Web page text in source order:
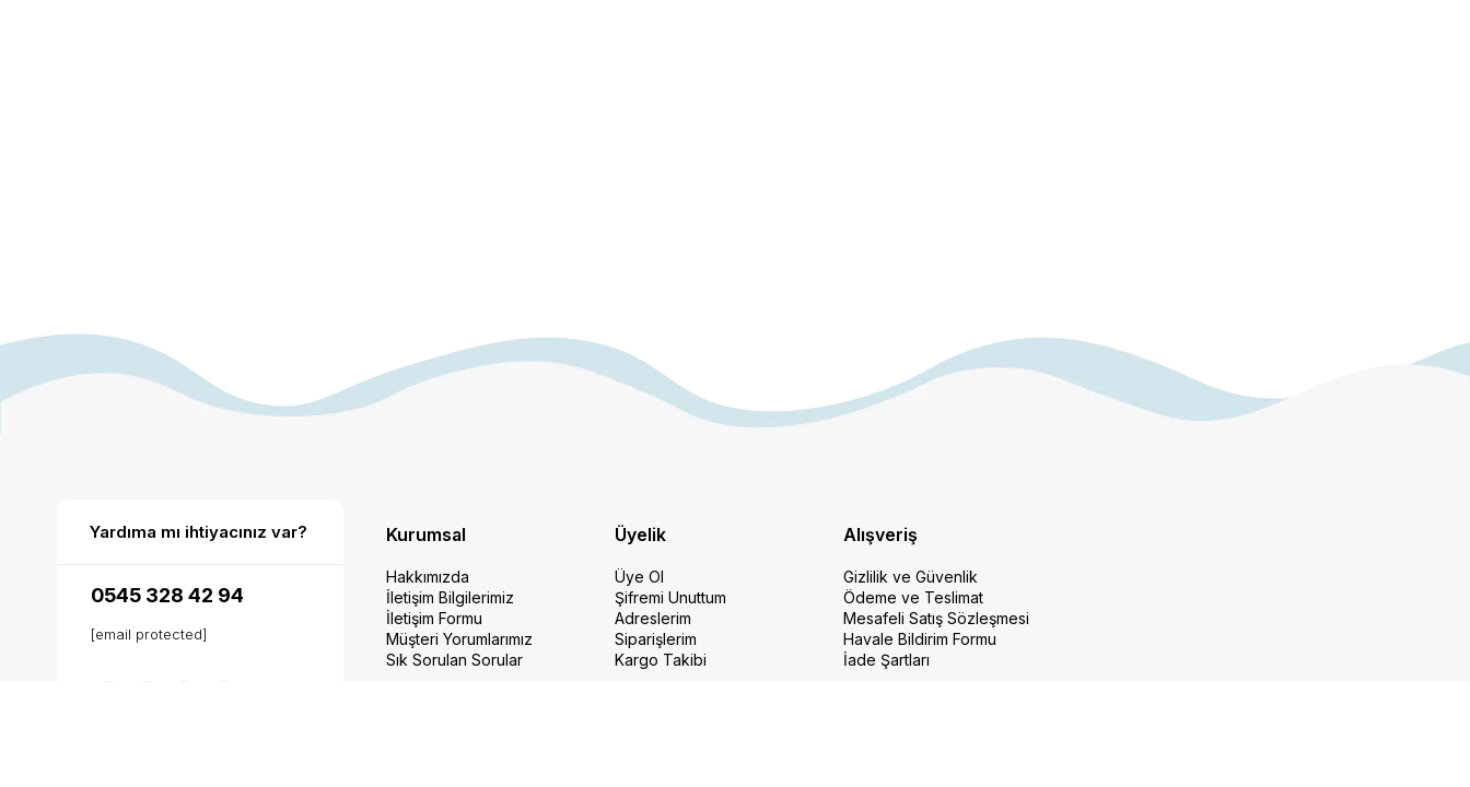
Yardıma mı ihtiyacınız var?
0545 328 42 94
[email protected]
Kurumsal
Hakkımızda
İletişim Bilgilerimiz
İletişim Formu
Müşteri Yorumlarımız
Sık Sorulan Sorular
Üyelik
Üye Ol
Şifremi Unuttum
Adreslerim
Siparişlerim
Kargo Takibi
Alışveriş
Gizlilik ve Güvenlik
Ödeme ve Teslimat
Mesafeli Satış Sözleşmesi
Havale Bildirim Formu
İade Şartları